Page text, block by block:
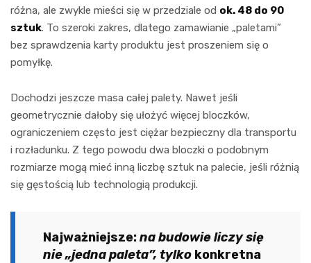
różna, ale zwykle mieści się w przedziale od ok. 48 do 90
sztuk. To szeroki zakres, dlatego zamawianie „paletami”
bez sprawdzenia karty produktu jest proszeniem się o
pomyłkę.
Dochodzi jeszcze masa całej palety. Nawet jeśli
geometrycznie dałoby się ułożyć więcej bloczków,
ograniczeniem często jest ciężar bezpieczny dla transportu
i rozładunku. Z tego powodu dwa bloczki o podobnym
rozmiarze mogą mieć inną liczbę sztuk na palecie, jeśli różnią
się gęstością lub technologią produkcji.
Najważniejsze:na budowie liczy się
nie „jedna paleta”, tylko konkretna